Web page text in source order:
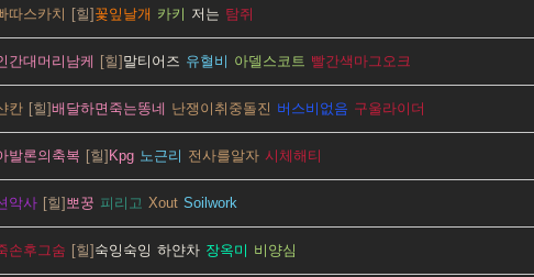
따스카치 꽃잎날개 카키 저는 탐쥐
간대머리남케 말티어즈 유혈비 아델스코트 빨간색마그오크
칸 배달하면죽는똥네 난쟁이취중돌진 버스비없음 구울라이더
발론의축복 Kpg 노근리 전사를알자 시체해티
악사 뽀꿍 피리고 Xout Soilwork
손후그숨 숙잉숙잉 하얀차 장옥미 비양심